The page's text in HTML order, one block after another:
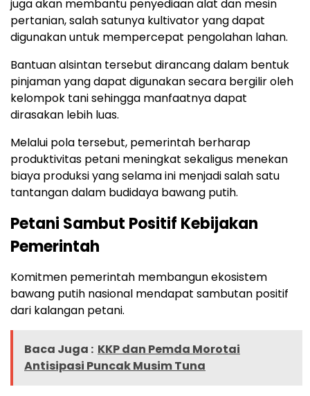
juga akan membantu penyediaan alat dan mesin
pertanian, salah satunya kultivator yang dapat
digunakan untuk mempercepat pengolahan lahan.
Bantuan alsintan tersebut dirancang dalam bentuk
pinjaman yang dapat digunakan secara bergilir oleh
kelompok tani sehingga manfaatnya dapat
dirasakan lebih luas.
Melalui pola tersebut, pemerintah berharap
produktivitas petani meningkat sekaligus menekan
biaya produksi yang selama ini menjadi salah satu
tantangan dalam budidaya bawang putih.
Petani Sambut Positif Kebijakan
Pemerintah
Komitmen pemerintah membangun ekosistem
bawang putih nasional mendapat sambutan positif
dari kalangan petani.
Baca Juga : KKP dan Pemda Morotai
Antisipasi Puncak Musim Tuna